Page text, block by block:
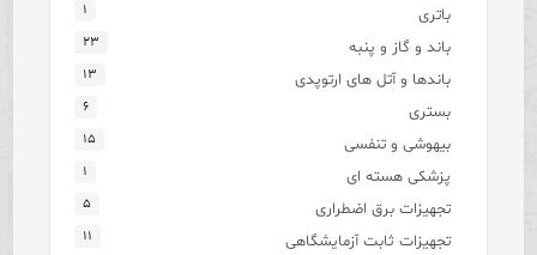
باتری ۱
باند و گاز و پنبه ۲۳
باندها و آتل های ارتوپدی ۱۳
بستری ۶
بیهوشی و تنفسی ۱۵
پزشکی هسته ای ۱
تجهیزات برق اضطراری ۵
تجهیزات ثابت آزمایشگاهی ۱۱